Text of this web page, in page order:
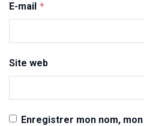
E-mail *
Site web
Enregistrer mon nom,